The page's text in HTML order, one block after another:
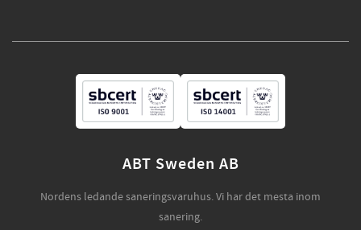
ABT Sweden AB
Nordens ledande saneringsvaruhus. Vi har det mesta inom
sanering.